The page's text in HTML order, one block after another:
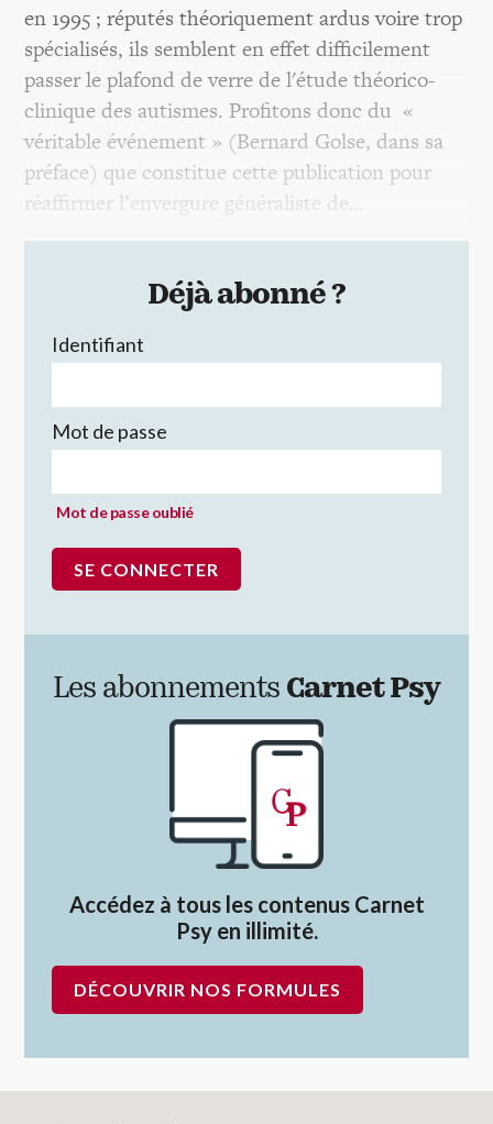
en 1995 ; réputés théoriquement ardus voire trop
spécialisés, ils semblent en effet difficilement
passer le plafond de verre de l'étude théorico-
clinique des autismes. Profitons donc du «
véritable événement » (Bernard Golse, dans sa
préface) que constitue cette publication pour
réaffirmer l’envergure généraliste de…
Déjà abonné ?
Identifiant
Mot de passe
Mot de passe oublié
Les abonnements Carnet Psy
Accédez à tous les contenus Carnet
Psy en illimité.
DÉCOUVRIR NOS FORMULES